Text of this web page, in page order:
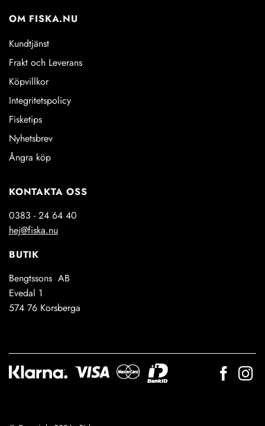
OM FISKA.NU
Kundtjänst
Frakt och Leverans
Köpvillkor
Integritetspolicy
Fisketips
Nyhetsbrev
Ångra köp
KONTAKTA OSS
0383 - 24 64 40
hej@fiska.nu
BUTIK
Bengtssons AB
Evedal 1
574 76 Korsberga